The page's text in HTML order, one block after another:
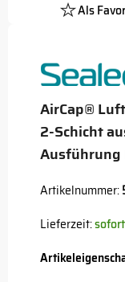
AirCap®
2-Schicht
Ausführung
Artikelnummer:
Lieferzeit:
Als